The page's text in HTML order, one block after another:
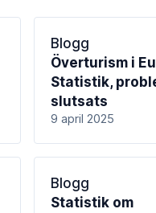
Blogg
Överturism i
Statistik,
slutsats
9 april 2025
Blogg
Statistik om